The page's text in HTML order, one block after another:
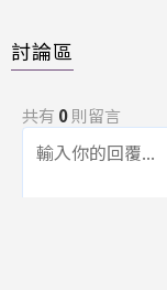
討論區
共有 0則留言